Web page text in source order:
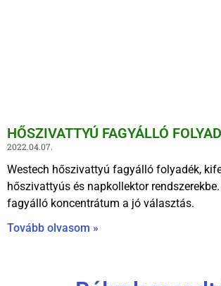
HŐSZIVATTYÚ FAGYÁLLÓ
2022.04.07.
Westech hőszivattyú fagyálló folyadék,
hőszivattyús és napkollektor rendszerekbe.
fagyálló koncentrátum a jó választás.
Tovább olvasom »